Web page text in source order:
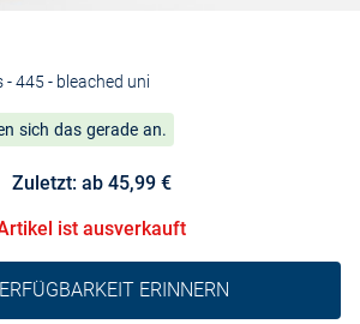
- 445 - bleached uni
sich das gerade an.
Zuletzt: ab 45,99 €
ist ausverkauft
ERINNERN